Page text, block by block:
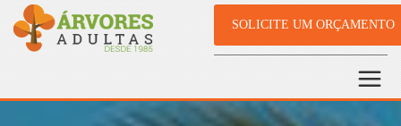
SOLICITE UM ORÇAMENTO